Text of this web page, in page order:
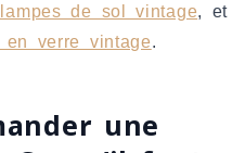
de sol vintage, et
verre vintage.
une